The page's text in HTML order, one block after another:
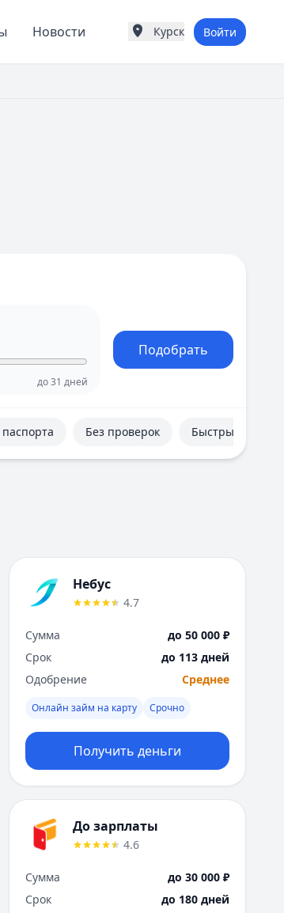
Новости
Города России
Воронеж
Ижевск
Иркутск
Курск
Липецк
Магнитогорск
Махачкала
Набережные Челны
Нижний Новгород
Новокузнецк
О
Оренбург
Курск Войти
до31 дней
Подобрать
паспорта Без проверок Быстрые
Небус
4.7
Сумма
до 50 000 ₽
Срок
до 113 дней
Одобрение
Среднее
Онлайн займ на карту Срочно
Получить деньги
До зарплаты
4.6
Сумма
до 30 000 ₽
Срок
до 180 дней